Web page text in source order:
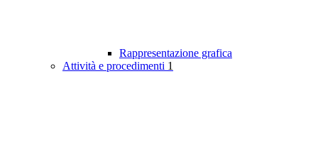
Rappresentazione grafica
Attività e procedimenti 1